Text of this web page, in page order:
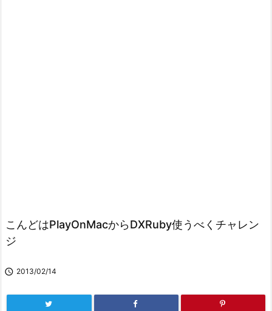
こんどはPlayOnMacからDXRuby使うべくチャレン
ジ
 2013/02/14